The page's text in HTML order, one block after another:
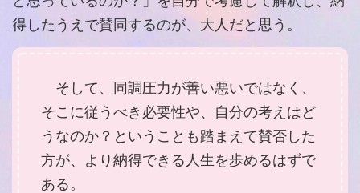
得したうえで賛同するのが、大人だと思う。
そして、同調圧力が善い悪いではなく、
そこに従うべき必要性や、自分の考えはど
うなのか？ということも踏まえて賛否した
方が、より納得できる人生を歩めるはずで
ある。